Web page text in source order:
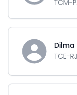
TCM-
Dilma
TCE-RJ